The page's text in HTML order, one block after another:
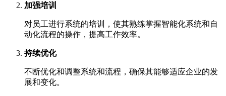
加强培训
对员工进行系统的培训，使其熟练掌握智能化系统和自
动化流程的操作，提高工作效率。
持续优化
不断优化和调整系统和流程，确保其能够适应企业的发
展和变化。